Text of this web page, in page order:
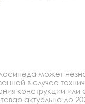
может
в случае
конструкции или
актуальна до